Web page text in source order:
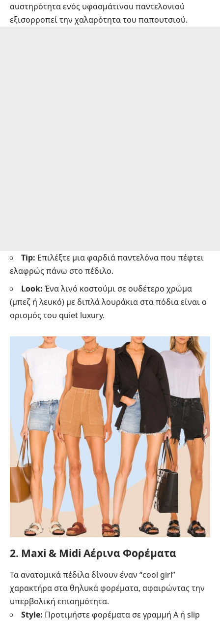
αυστηρότητα ενός υφασμάτινου παντελονιού
εξισορροπεί την χαλαρότητα του παπουτσιού.
Tip: Επιλέξτε μια φαρδιά παντελόνα που πέφτει
ελαφρώς πάνω στο πέδιλο.
Look: Ένα λινό κοστούμι σε ουδέτερο χρώμα
(μπεζ ή λευκό) με διπλά λουράκια στα πόδια είναι ο
ορισμός του quiet luxury.
2. Maxi & Midi Αέρινα Φορέματα
Τα ανατομικά πέδιλα δίνουν έναν “cool girl”
χαρακτήρα στα θηλυκά φορέματα, αφαιρώντας την
υπερβολική επισημότητα.
Style: Προτιμήστε φορέματα σε γραμμή Α ή slip